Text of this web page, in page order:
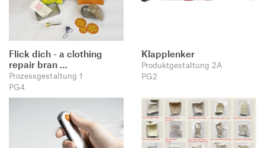
Flick dich - a clothing
repair bran …
Prozessgestaltung 1
PG4
Klapplenker
Produktgestaltung 2A
PG2